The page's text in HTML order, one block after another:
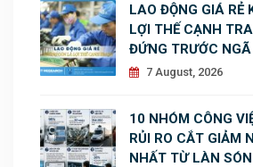
LAO ĐỘNG GIÁ RẺ
LỢI THẾ CẠNH
ĐỨNG TRƯỚC NGÃ
7 August, 2026
10 NHÓM CÔNG
RỦI RO CẮT GIẢM
NHẤT TỪ LÀN